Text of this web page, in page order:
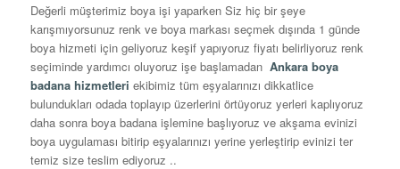
Değerli müşterimiz boya işi yaparken Siz hiç bir şeye
karışmıyorsunuz renk ve boya markası seçmek dışında 1 günde
boya hizmeti için geliyoruz keşif yapıyoruz fiyatı belirliyoruz renk
seçiminde yardımcı oluyoruz işe başlamadan Ankara boya
badana hizmetleri ekibimiz tüm eşyalarınızı dikkatlice
bulundukları odada toplayıp üzerlerini örtüyoruz yerleri kaplıyoruz
daha sonra boya badana işlemine başlıyoruz ve akşama evinizi
boya uygulaması bitirip eşyalarınızı yerine yerleştirip evinizi ter
temiz size teslim ediyoruz ..